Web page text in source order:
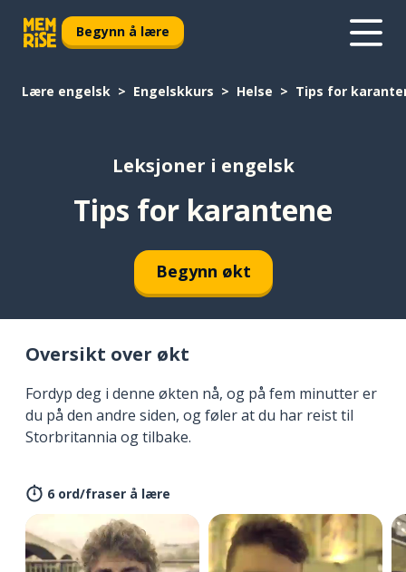
Begynn å lære
Lære engelsk Engelskkurs Helse Tips for
Leksjoner i engelsk
Tips for karantene
Begynn økt
Oversikt over økt
Fordyp deg i denne økten nå, og på fem minutter er
du på den andre siden, og føler at du har reist til
Storbritannia og tilbake.
6 ord/fraser å lære